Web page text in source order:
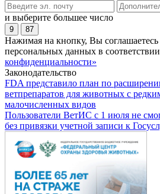
и выберите большее число
9 87
Нажимая на кнопку, Вы соглашаетесь
персональных данных в
конфиденциальности»
Законодательство
FDA представило план по
ветпрепаратов для животных с
малочисленных видов
Пользователи ВетИС с 1 июля не
без привязки учетной записи к